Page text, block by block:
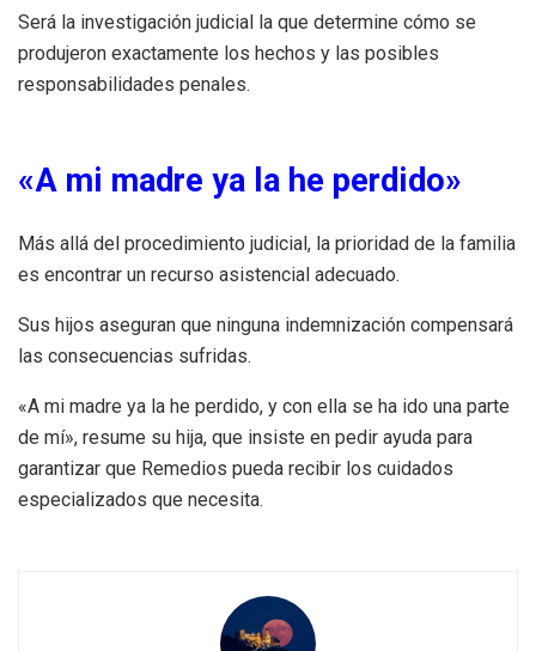
Será la investigación judicial la que determine cómo se
produjeron exactamente los hechos y las posibles
responsabilidades penales.
«A mi madre ya la he perdido»
Más allá del procedimiento judicial, la prioridad de la familia
es encontrar un recurso asistencial adecuado.
Sus hijos aseguran que ninguna indemnización compensará
las consecuencias sufridas.
«A mi madre ya la he perdido, y con ella se ha ido una parte
de mí», resume su hija, que insiste en pedir ayuda para
garantizar que Remedios pueda recibir los cuidados
especializados que necesita.